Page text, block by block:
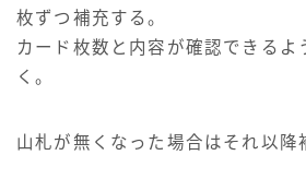
枚ずつ補充する。
カード枚数と内容が確認できるよ
く。
山札が無くなった場合はそれ以降